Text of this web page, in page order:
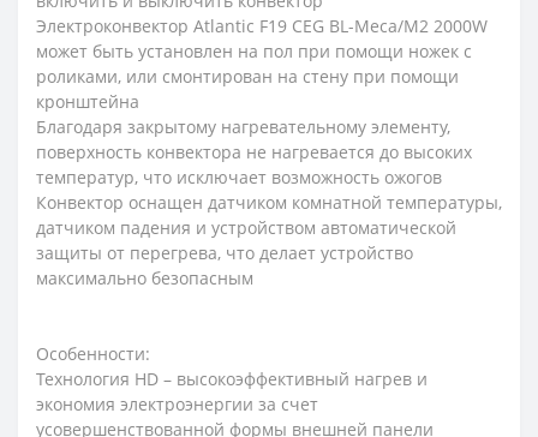
Электроконвектор Atlantic F19 CEG BL-Meca/M2 2000W
может быть установлен на пол при помощи ножек с
роликами, или смонтирован на стену при помощи
кронштейна
Благодаря закрытому нагревательному элементу,
поверхность конвектора не нагревается до высоких
температур, что исключает возможность ожогов
Конвектор оснащен датчиком комнатной температуры,
датчиком падения и устройством автоматической
защиты от перегрева, что делает устройство
максимально безопасным
Особенности:
Технология HD – высокоэффективный нагрев и
экономия электроэнергии за счет
усовершенствованной формы внешней панели